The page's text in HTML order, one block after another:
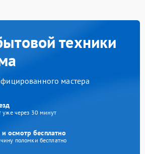
техники
мастера
уже через 30 минут
осмотр бесплатно
поломки бесплатно